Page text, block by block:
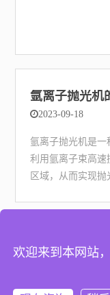
氩离子抛光机
2023-09-18
氩离子抛光机是
利用氩离子束高速
区域，从而实现抛
欢迎来到本网站